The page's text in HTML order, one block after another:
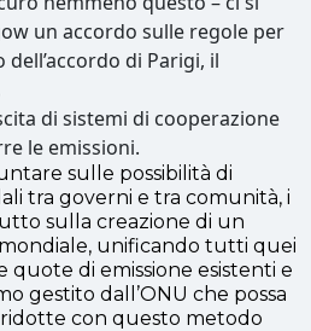
un accordo sulle regole per
di Parigi, il
di sistemi di cooperazione
le emissioni.
sulle possibilità di
tra governi e tra comunità, i
sulla creazione di un
unificando tutti quei
quote di emissione esistenti e
gestito dall’ONU che possa
con questo metodo